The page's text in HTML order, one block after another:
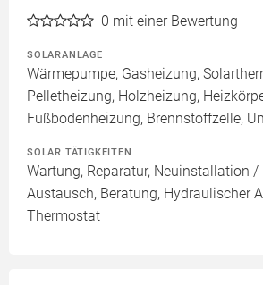
0 mit einer Bewertung
SOLARANLAGE
Wärmepumpe, Gasheizung,
Pelletheizung, Holzheizung,
Fußbodenheizung, Brennstoffzelle,
SOLAR TÄTIGKEITEN
Wartung, Reparatur, Neuinstallation /
Austausch, Beratung, Hydraulischer
Thermostat